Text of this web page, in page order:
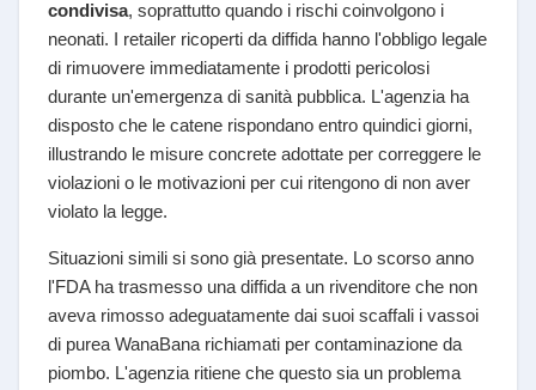
condivisa, soprattutto quando i rischi coinvolgono i
neonati. I retailer ricoperti da diffida hanno l'obbligo legale
di rimuovere immediatamente i prodotti pericolosi
durante un'emergenza di sanità pubblica. L'agenzia ha
disposto che le catene rispondano entro quindici giorni,
illustrando le misure concrete adottate per correggere le
violazioni o le motivazioni per cui ritengono di non aver
violato la legge.
Situazioni simili si sono già presentate. Lo scorso anno
l'FDA ha trasmesso una diffida a un rivenditore che non
aveva rimosso adeguatamente dai suoi scaffali i vassoi
di purea WanaBana richiamati per contaminazione da
piombo. L'agenzia ritiene che questo sia un problema